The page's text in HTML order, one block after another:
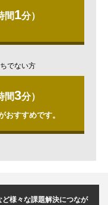
間1分）
でない方
間3分）
すすめです。
様々な課題解決につなが